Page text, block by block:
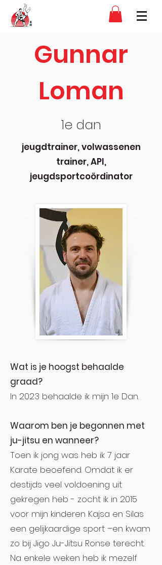
Gunnar
Loman
1e dan
jeugdtrainer, volwassenen
trainer, API,
jeugdsportcoördinator
Wat is je hoogst behaalde
graad?
In 2023 behaalde ik mijn 1e Dan.
Waarom ben je begonnen met
ju-jitsu en wanneer?
Toen ik jong was heb ik 7 jaar
Karate beoefend. Omdat ik er
destijds veel voldoening uit
gekregen heb - zocht ik in 2015
voor mijn kinderen Kajsa en Silas
een gelijkaardige sport –en kwam
zo bij Jigo Ju-Jitsu Ronse terecht.
Na enkele weken heb ik mezelf